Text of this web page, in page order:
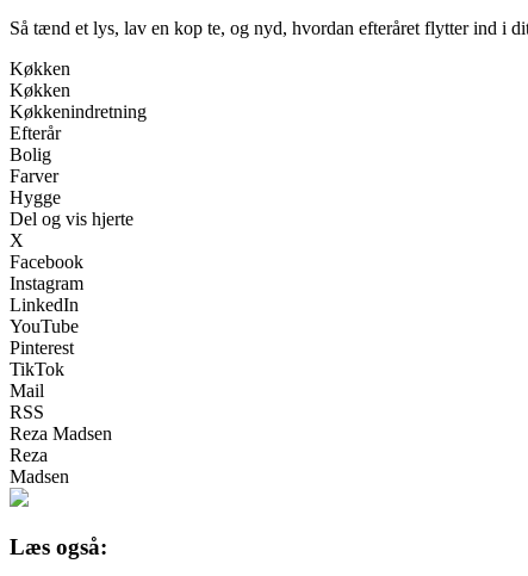
Så tænd et lys, lav en kop te, og nyd, hvordan efteråret flytter ind i
Køkken
Køkken
Køkkenindretning
Efterår
Bolig
Farver
Hygge
Del og vis hjerte
X
Facebook
Instagram
LinkedIn
YouTube
Pinterest
TikTok
Mail
RSS
Reza Madsen
Reza
Madsen
Læs også: